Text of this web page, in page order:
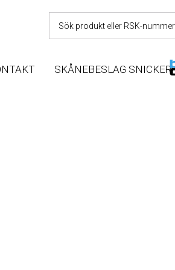
SKÅNEBESLAG SNICKERI